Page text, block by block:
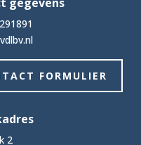
FORMULIER
2